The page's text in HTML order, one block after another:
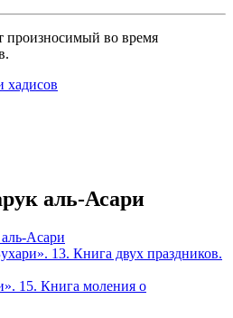
произносимый во время
хадисов
аль-Асари
Асари
13. Книга двух праздников.
15. Книга моления о